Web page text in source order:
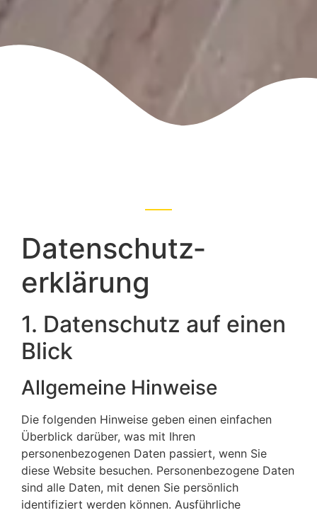
Datenschutz­
erklärung
1. Datenschutz auf einen
Blick
Allgemeine Hinweise
Die folgenden Hinweise geben einen einfachen
Überblick darüber, was mit Ihren
personenbezogenen Daten passiert, wenn Sie
diese Website besuchen. Personenbezogene Daten
sind alle Daten, mit denen Sie persönlich
identifiziert werden können. Ausführliche